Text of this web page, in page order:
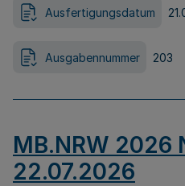
Ausfertigungsdatum
Ausgabennummer 203
MB.NRW 2026
22.07.2026